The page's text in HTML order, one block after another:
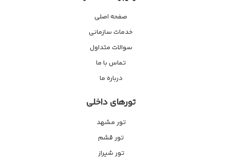
صفحه اصلی
خدمات سازمانی
سوالات متداول
تماس با ما
درباره ما
تورهای داخلی
تور مشهد
تور قشم
تور شیراز